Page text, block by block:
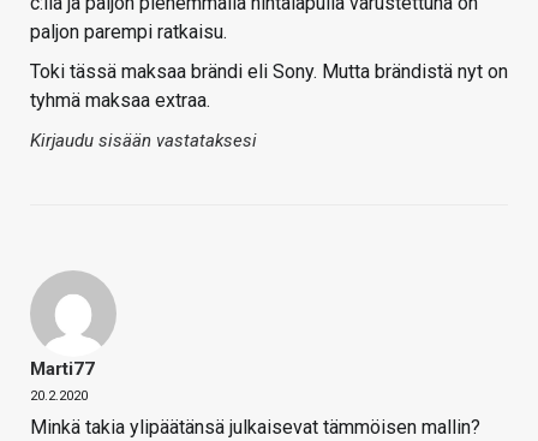
paljon parempi ratkaisu.
Toki tässä maksaa brändi eli Sony. Mutta brändistä nyt on
tyhmä maksaa extraa.
Kirjaudu sisään vastataksesi
Marti77
20.2.2020
Minkä takia ylipäätänsä julkaisevat tämmöisen mallin?